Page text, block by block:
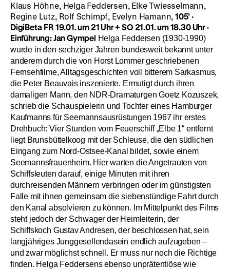
Klaus Höhne, Helga Feddersen, Elke Twiesselmann,
Regine Lutz, Rolf Schimpf, Evelyn Hamann,105’·
DigiBeta FR 19.01. um 21 Uhr + SO 21.01. um 18.30 Uhr·
Einführung: Jan Gympel Helga Feddersen (1930-1990)
wurde in den sechziger Jahren bundesweit bekannt unter
anderem durch die von Horst Lommer geschriebenen
Fernsehfilme, Alltagsgeschichten voll bitterem Sarkasmus,
die Peter Beauvais inszenierte. Ermutigt durch ihren
damaligen Mann, den NDR-Dramaturgen Goetz Kozuszek,
schrieb die Schauspielerin und Tochter eines Hamburger
Kaufmanns für Seemannsausrüstungen 1967 ihr erstes
Drehbuch: Vier Stunden vom Feuerschiff „Elbe 1“ entfernt
liegt Brunsbüttelkoog mit der Schleuse, die den südlichen
Eingang zum Nord-Ostsee-Kanal bildet, sowie einem
Seemannsfrauenheim. Hier warten die Angetrauten von
Schiffsleuten darauf, einige Minuten mit ihren
durchreisenden Männern verbringen oder im günstigsten
Falle mit ihnen gemeinsam die siebenstündige Fahrt durch
den Kanal absolvieren zu können. Im Mittelpunkt des Films
steht jedoch der Schwager der Heimleiterin, der
Schiffskoch Gustav Andresen, der beschlossen hat, sein
langjähriges Junggesellendasein endlich aufzugeben –
und zwar möglichst schnell. Er muss nur noch die Richtige
finden. Helga Feddersens ebenso unprätentiöse wie